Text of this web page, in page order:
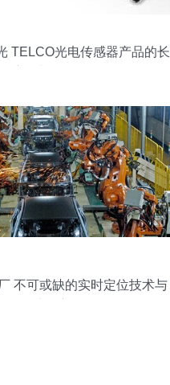
TELCO光电传感器产品的长
不可或缺的实时定位技术与